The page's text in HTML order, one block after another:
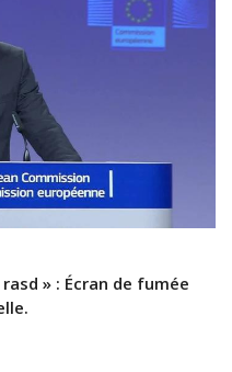
» : Écran de fumée